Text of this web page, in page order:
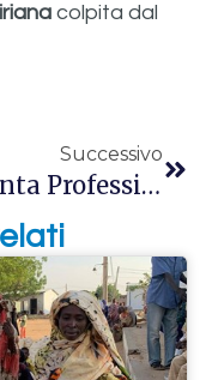
colpita dal
Successivo
Diventa Professionista Della Cooperazione Internazionale!